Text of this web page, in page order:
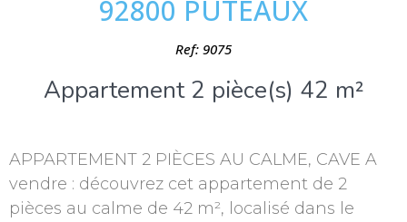
92800 PUTEAUX
Ref: 9075
Appartement 2 pièce(s) 42 m²
APPARTEMENT 2 PIÈCES AU CALME, CAVE A
vendre : découvrez cet appartement de 2
pièces au calme de 42 m², localisé dans le